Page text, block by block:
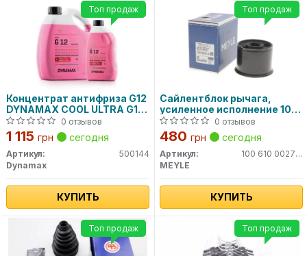
Концентрат антифриза G12
DYNAMAX COOL ULTRA G12
(4L)
0 отзывов
1 115 грн сегодня
Артикул:
500144
Dynamax
КУПИТЬ
Топ продаж
Сайлентблок рычага,
усиленное исполнение 100
610 0027/HD MEYLE
0 отзывов
480 грн сегодня
Артикул:
100 610 0027HD
MEYLE
КУПИТЬ
Топ продаж
Топ продаж Топ продаж